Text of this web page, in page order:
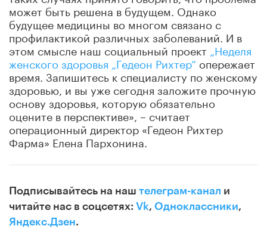
может быть решена в будущем. Однако
будущее медицины во многом связано с
профилактикой различных заболеваний. И в
этом смысле наш социальный проект „Неделя
женского здоровья „Гедеон Рихтер“ опережает
время. Запишитесь к специалисту по женскому
здоровью, и вы уже сегодня заложите прочную
основу здоровья, которую обязательно
оцените в перспективе», – считает
операционный директор «Гедеон Рихтер
Фарма» Елена Пархонина.
Подписывайтесь на наш телеграм-канал и
читайте нас в соцсетях: Vk, Одноклассники,
Яндекс.Дзен.